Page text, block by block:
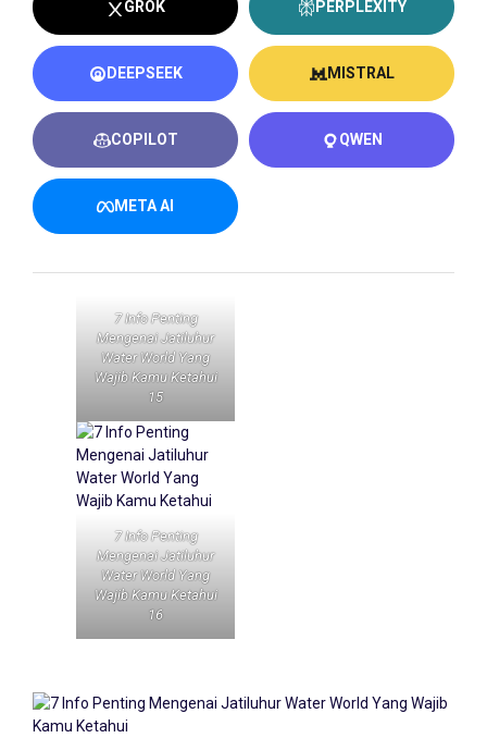
GROK PERPLEXITY
DEEPSEEK MISTRAL
COPILOT QWEN
META AI
7 Info Penting
Mengenai Jatiluhur
Water World Yang
Wajib Kamu Ketahui
15
7 Info Penting
Mengenai Jatiluhur
Water World Yang
Wajib Kamu Ketahui
16